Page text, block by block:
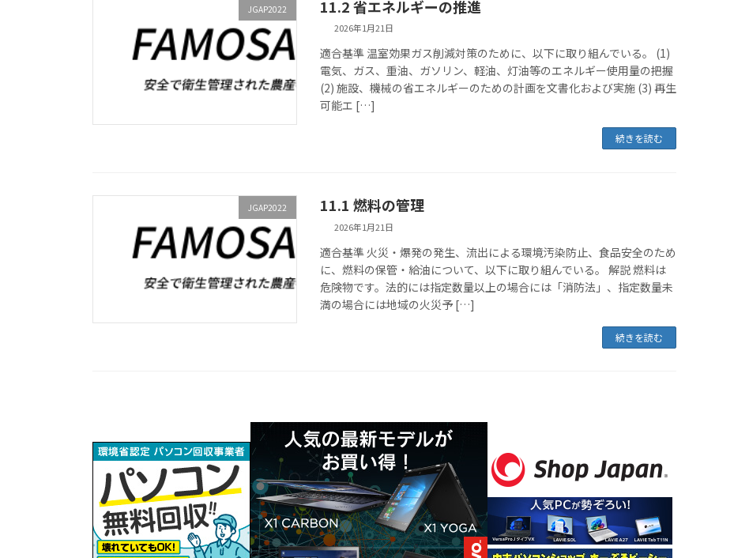
JGAP2022 11.2 省エネルギーの推進
2026年1月21日
適合基準 温室効果ガス削減対策のために、以下に取り組んでいる。 (1)
電気、ガス、重油、ガソリン、軽油、灯油等のエネルギー使用量の把握
(2) 施設、機械の省エネルギーのための計画を文書化および実施 (3) 再生
可能エ […]
続きを読む
JGAP2022 11.1 燃料の管理
2026年1月21日
適合基準 火災・爆発の発生、流出による環境汚染防止、食品安全のため
に、燃料の保管・給油について、以下に取り組んでいる。 解説 燃料は
危険物です。法的には指定数量以上の場合には「消防法」、指定数量未
満の場合には地域の火災予 […]
続きを読む